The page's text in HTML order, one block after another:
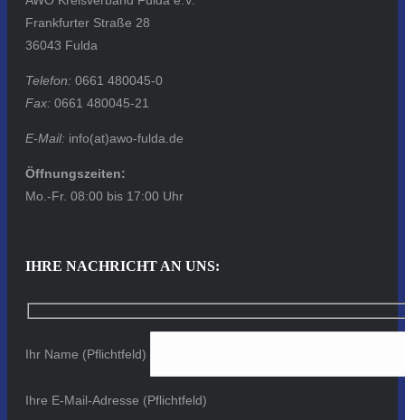
Frankfurter Straße 28
36043 Fulda
Telefon: 0661 480045-0
Fax: 0661 480045-21
E-Mail: info(at)awo-fulda.de
Öffnungszeiten:
Mo.-Fr. 08:00 bis 17:00 Uhr
IHRE NACHRICHT AN UNS:
Ihr Name (Pflichtfeld)
Ihre E-Mail-Adresse (Pflichtfeld)